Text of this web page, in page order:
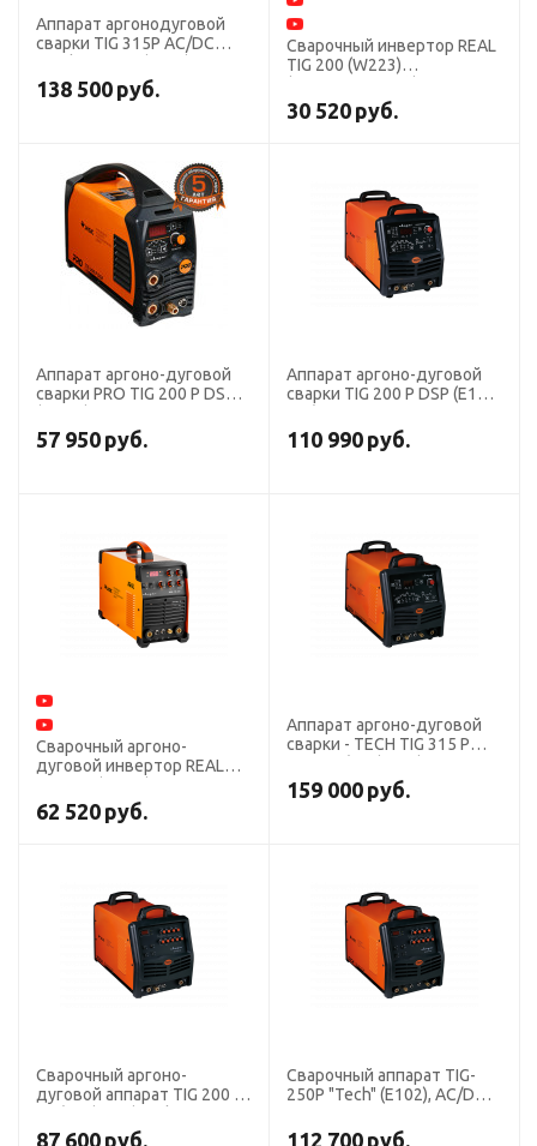
Аппарат аргонодуговой
сварки TIG 315P AC/DC
138 500 руб.
Сварочный инвертор REAL
TIG 200 (W223)
30 520 руб.
Аппарат аргоно-дуговой
сварки PRO TIG 200 P DSP
57 950 руб.
Аппарат аргоно-дуговой
сварки TIG 200 P DSP (E104)
110 990 руб.
Сварочный аргоно-
дуговой инвертор REAL
62 520 руб.
Аппарат аргоно-дуговой
сварки - TECH TIG 315 P
159 000 руб.
Сварочный аргоно-
дуговой аппарат TIG 200 P
87 600 руб.
Cварочный аппарат TIG-
250P "Tech" (E102), AC/DC,
112 700 руб.